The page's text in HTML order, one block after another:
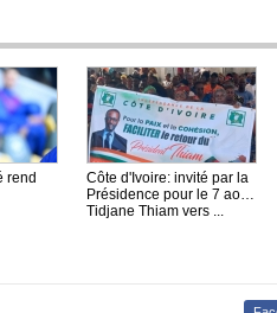
rend
Côte d'Ivoire: invité par la
Présidence pour le 7 août,
Tidjane Thiam vers ...